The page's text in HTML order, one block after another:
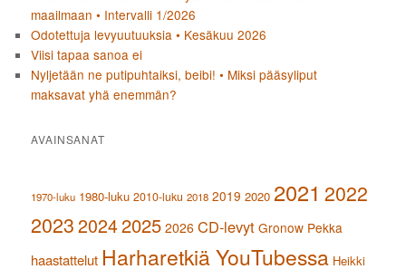
maailmaan • Intervalli 1/2026
Odotettuja levyuutuuksia • Kesäkuu 2026
Viisi tapaa sanoa ei
Nyljetään ne putipuhtaiksi, beibi! • Miksi pääsyliput
maksavat yhä enemmän?
AVAINSANAT
1970-luku 1980-luku 2010-luku 2018 2019 2020 2021 2022
202320242025 2026 CD-levyt Gronow Pekka
haastattelut Harharetkiä YouTubessa Heikki